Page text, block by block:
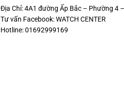
Địa Chỉ: 4A1 đường Ấp Bắc – Phường 4
Tư vấn Facebook:WATCH CENTER
Hotline: 01692999169